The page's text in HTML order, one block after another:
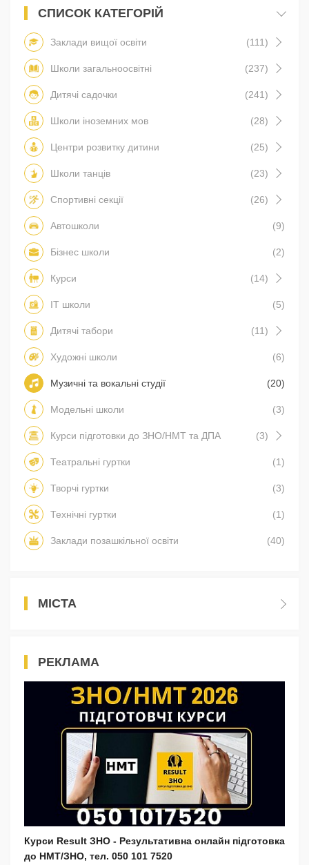
СПИСОК КАТЕГОРІЙ
Заклади вищої освіти (111)
Школи загальноосвітні (237)
Дитячі садочки (241)
Школи іноземних мов (28)
Центри розвитку дитини (25)
Школи танців (23)
Спортивні секції (26)
Автошколи (9)
Бізнес школи (2)
Курси (14)
IT школи (5)
Дитячі табори (11)
Художні школи (6)
Музичні та вокальні студії (20)
Модельні школи (3)
Курси підготовки до ЗНО/НМТ та ДПА (3)
Театральні гуртки (1)
Творчі гуртки (3)
Технічні гуртки (1)
Заклади позашкільної освіти (40)
МІСТА
РЕКЛАМА
Курси Result ЗНО - Результативна онлайн підготовка
до НМТ/ЗНО, тел. 050 101 7520